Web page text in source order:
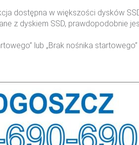
dostępna w większości dysków
z dyskiem SSD, prawdopodobnie
lub „Brak nośnika